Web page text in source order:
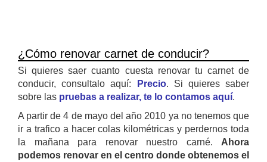
¿Cómo renovar carnet de conducir?
Si quieres saer cuanto cuesta renovar tu carnet de
conducir, consultalo aquí:
Precio. Si quieres saber
sobre las pruebas a realizar, te lo contamos aquí.
A partir de 4 de mayo del año 2010 ya no tenemos que
ir a trafico a hacer colas kilométricas y perdernos toda
la mañana para renovar nuestro carné. Ahora
podemos renovar en el centro donde obtenemos el